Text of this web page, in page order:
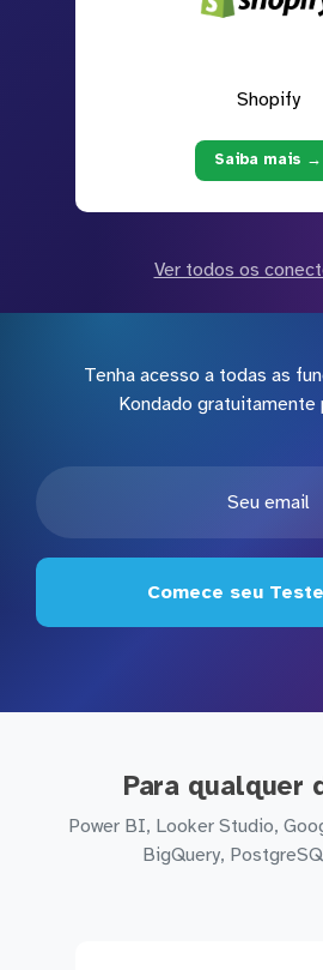
Shopify
Saiba mais →
Ver todos os
Tenha acesso a todas as
Kondado gratuitamente
Comece seu
Para qualquer
Power BI, Looker Studio,
BigQuery,